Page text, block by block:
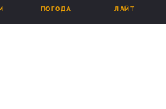
нас в Google
ПОГОДА ЛАЙТ